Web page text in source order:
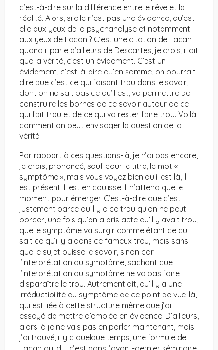
c’est-à-dire sur la différence entre le rêve et la
réalité. Alors, si elle n’est pas une évidence, qu’est-
elle aux yeux de la psychanalyse et notamment
aux yeux de Lacan ? C’est une citation de Lacan
quand il parle d’ailleurs de Descartes, je crois, il dit
que la vérité, c’est un évidement. C’est un
évidement, c’est-à-dire qu’en somme, on pourrait
dire que c’est ce qui faisant trou dans le savoir,
dont on ne sait pas ce qu’il est, va permettre de
construire les bornes de ce savoir autour de ce
qui fait trou et de ce qui va rester faire trou. Voilà
comment on peut envisager la question de la
vérité.
Par rapport à ces questions-là, je n’ai pas encore,
je crois, prononcé, sauf pour le titre, le mot «
symptôme », mais vous voyez bien qu’il est là, il
est présent. Il est en coulisse. Il n’attend que le
moment pour émerger. C’est-à-dire que c’est
justement parce qu’il y a ce trou qu’on ne peut
border, une fois qu’on a pris acte qu’il y avait trou,
que le symptôme va surgir comme étant ce qui
sait ce qu’il y a dans ce fameux trou, mais sans
que le sujet puisse le savoir, sinon par
l’interprétation du symptôme, sachant que
l’interprétation du symptôme ne va pas faire
disparaître le trou. Autrement dit, qu’il y a une
irréductibilité du symptôme de ce point de vue-là,
qui est liée à cette structure même que j’ai
essayé de mettre d’emblée en évidence. D’ailleurs,
alors là je ne vais pas en parler maintenant, mais
j’ai trouvé, il y a quelque temps, une formule de